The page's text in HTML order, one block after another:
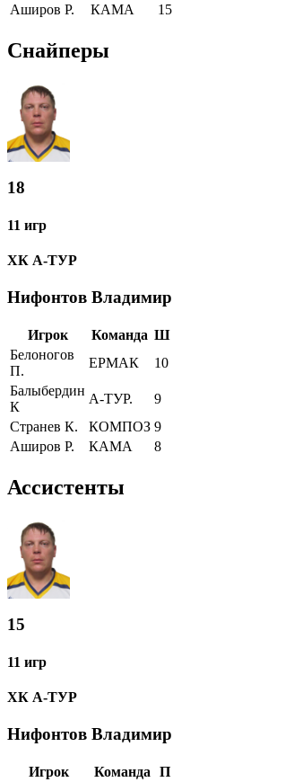
Аширов Р.
КАМА 15
Снайперы
18
11 игр
ХК А-ТУР
Нифонтов Владимир
Игрок Команда Ш
Белоногов
П.
ЕРМАК
10
Балыбердин
К
А-ТУР.
9
Странев К.
КОМПОЗ 9
Аширов Р.
КАМА 8
Ассистенты
15
11 игр
ХК А-ТУР
Нифонтов Владимир
Игрок Команда
П